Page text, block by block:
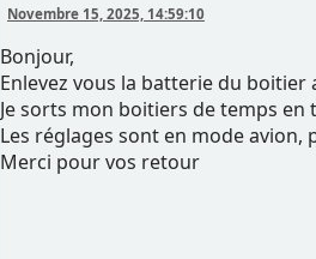
Novembre 15, 2025, 14:59:10
Bonjour,
Enlevez vous la batterie du boitier
Je sorts mon boitiers de temps
Les réglages sont en mode avion,
Merci pour vos retour